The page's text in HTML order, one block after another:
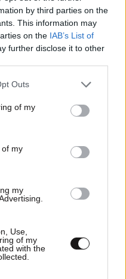
by third parties on the
This information may
on the IAB’s List of
further disclose it to other
one or more Google
You may click to
its third-party tags to
in below Google
Outs
of my
of my
my
Use,
of my
with the
λάβουν email ή